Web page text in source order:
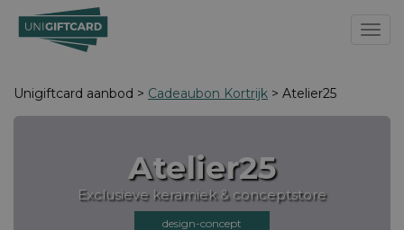
Unigiftcard aanbod > Cadeaubon Kortrijk > Atelier25
Atelier25
Exclusieve keramiek & conceptstore
design-concept